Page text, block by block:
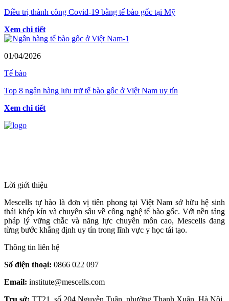
Điều trị thành công Covid-19 bằng tế bào gốc tại Mỹ
Xem chi tiết
01/04/2026
Tế bào
Top 8 ngân hàng lưu trữ tế bào gốc ở Việt Nam uy tín
Xem chi tiết
Lời giới thiệu
Mescells tự hào là đơn vị tiên phong tại Việt Nam sở hữu hệ sinh
thái khép kín và chuyên sâu về công nghệ tế bào gốc. Với nền tảng
pháp lý vững chắc và năng lực chuyên môn cao, Mescells đang
từng bước khẳng định uy tín trong lĩnh vực y học tái tạo.
Thông tin liên hệ
Số điện thoại: 0866 022 097
Email: institute@mescells.com